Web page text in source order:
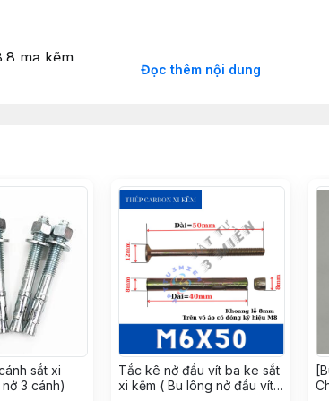
mạ kẽm
(tùy chọn)
hóa chất
Đọc thêm nội dung
sắt xi
3 cánh)
Tắc kê nở đầu vít ba ke sắt
xi kẽm ( Bu lông nở đầu vít